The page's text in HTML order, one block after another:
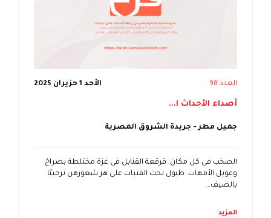
العدد 98 الأحد 1 حزيران 2025
أصداء الأحداث ا...
جميل مطر - جريدة الشروق المصرية
الصخب فى كل مكان. قرقعة القنابل فى غزة مختلطة بصراخ
وعويل الأمهات. طبول تحث الفتيات على هز شعورهن ترحيبًا
بالضيف…
المزيد